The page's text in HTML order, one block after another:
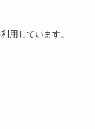
用しています。